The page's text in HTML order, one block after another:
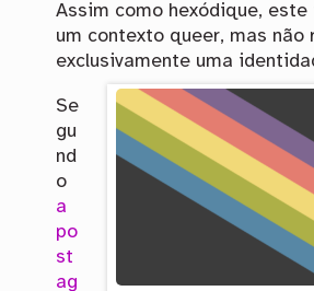
Assim como hexódique, este
um contexto queer, mas não
exclusivamente uma
Se
gu
nd
o
a
po
st
ag